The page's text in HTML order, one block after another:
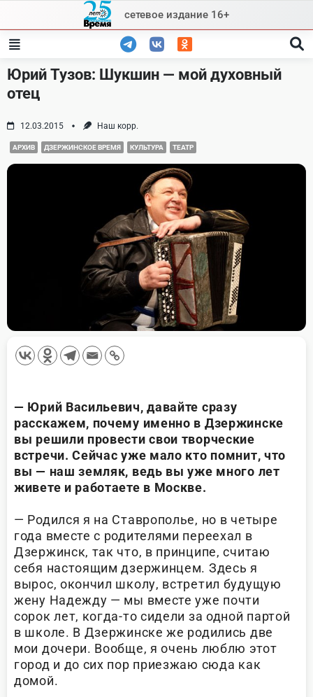
content
сетевое издание 16+
Юрий Тузов: Шукшин — мой духовный
отец
12.03.2015 Наш корр.
АРХИВ ДЗЕРЖИНСКОЕ ВРЕМЯ КУЛЬТУРА ТЕАТР
— Юрий Васильевич, давайте сразу
расскажем, почему именно в Дзержинске
вы решили провести свои творческие
встречи. Сейчас уже мало кто помнит, что
вы — наш земляк, ведь вы уже много лет
живете и работаете в Москве.
— Родился я на Ставрополье, но в четыре
года вместе с родителями переехал в
Дзержинск, так что, в принципе, считаю
себя настоящим дзержинцем. Здесь я
вырос, окончил школу, встретил будущую
жену Надежду — мы вместе уже почти
сорок лет, когда-то сидели за одной партой
в школе. В Дзержинске же родились две
мои дочери. Вообще, я очень люблю этот
город и до сих пор приезжаю сюда как
домой.